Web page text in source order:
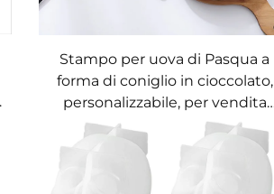
Stampo per uova di Pasqua a
forma di coniglio in cioccolato,
personalizzabile, per vendita
all'ingrosso; stampo per torte
con motivi pasquali fai-da-te,
OEM e ODM